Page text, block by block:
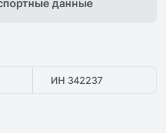
данные
ИН 342237